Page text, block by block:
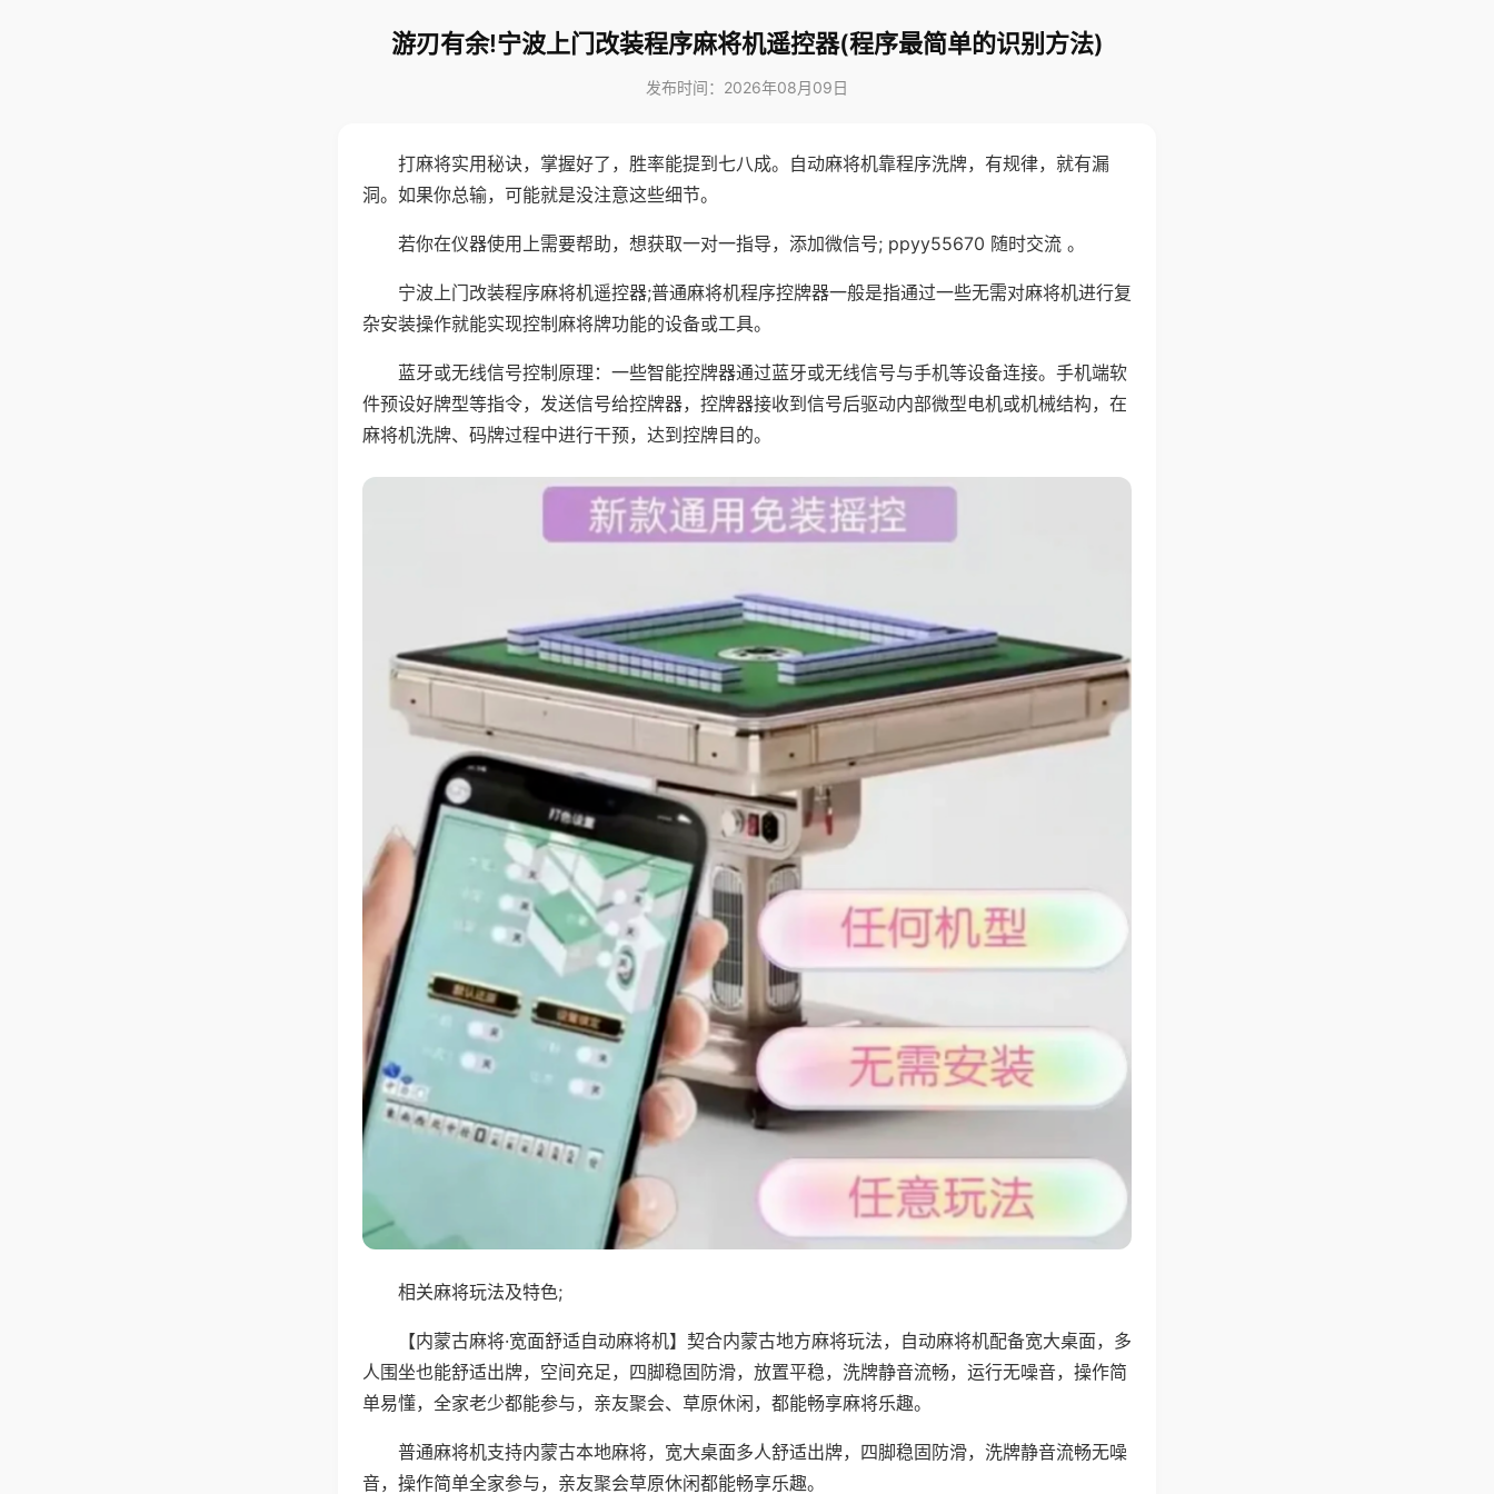
游刃有余!宁波上门改装程序麻将机遥控器(程序最简单的识别方法)
发布时间：2026年08月09日
打麻将实用秘诀，掌握好了，胜率能提到七八成。自动麻将机靠程序洗牌，有规律，就有漏
洞。如果你总输，可能就是没注意这些细节。
若你在仪器使用上需要帮助，想获取一对一指导，添加微信号; ppyy55670 随时交流 。
宁波上门改装程序麻将机遥控器;普通麻将机程序控牌器一般是指通过一些无需对麻将机进行复
杂安装操作就能实现控制麻将牌功能的设备或工具。
蓝牙或无线信号控制原理：一些智能控牌器通过蓝牙或无线信号与手机等设备连接。手机端软
件预设好牌型等指令，发送信号给控牌器，控牌器接收到信号后驱动内部微型电机或机械结构，在
麻将机洗牌、码牌过程中进行干预，达到控牌目的。
相关麻将玩法及特色;
【内蒙古麻将·宽面舒适自动麻将机】契合内蒙古地方麻将玩法，自动麻将机配备宽大桌面，多
人围坐也能舒适出牌，空间充足，四脚稳固防滑，放置平稳，洗牌静音流畅，运行无噪音，操作简
单易懂，全家老少都能参与，亲友聚会、草原休闲，都能畅享麻将乐趣。
普通麻将机支持内蒙古本地麻将，宽大桌面多人舒适出牌，四脚稳固防滑，洗牌静音流畅无噪
音，操作简单全家参与，亲友聚会草原休闲都能畅享乐趣。